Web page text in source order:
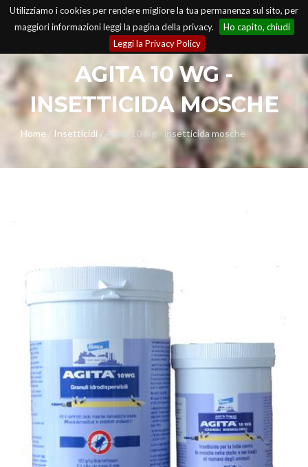
Utilizziamo i cookies per rendere migliore la tua permanenza sul sito, per
maggiori informazioni leggi la pagina della privacy.
Ho capito, chiudi
Leggi la Privacy Policy
AGITA 10 WG -
INSETTICIDA MOSCHE
Home / Insetticidi / Agita 10 wg - insetticida mosche